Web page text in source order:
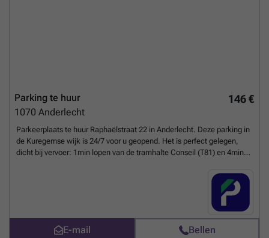
146 €
Parking te huur
1070 Anderlecht
Parkeerplaats te huur Raphaëlstraat 22 in Anderlecht. Deze parking in
de Kuregemse wijk is 24/7 voor u geopend. Het is perfect gelegen,
dicht bij vervoer: 1min lopen van de tramhalte Conseil (T81) en 4min
op minder dan 10min lopen van het station Brussel-Zuid! Binnen en
beveiligd door ons digitale toegangssysteem, kunt u uw auto in alle
rust achterlaten, dag en nacht. Heb je een fiets of bakfiets? Geen
zorgen, er zijn speciale plaatsen beschikbaar op deze parkeerplaats,
met een speciaal abonnement. U kunt uw parkeerplaats direct
boeken op de volgende link: ### %20-%20anderlecht/rue-raphael-
E-mail Bellen